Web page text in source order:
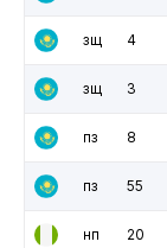
зщ 4
зщ 3
пз 8
пз 55
нп 20